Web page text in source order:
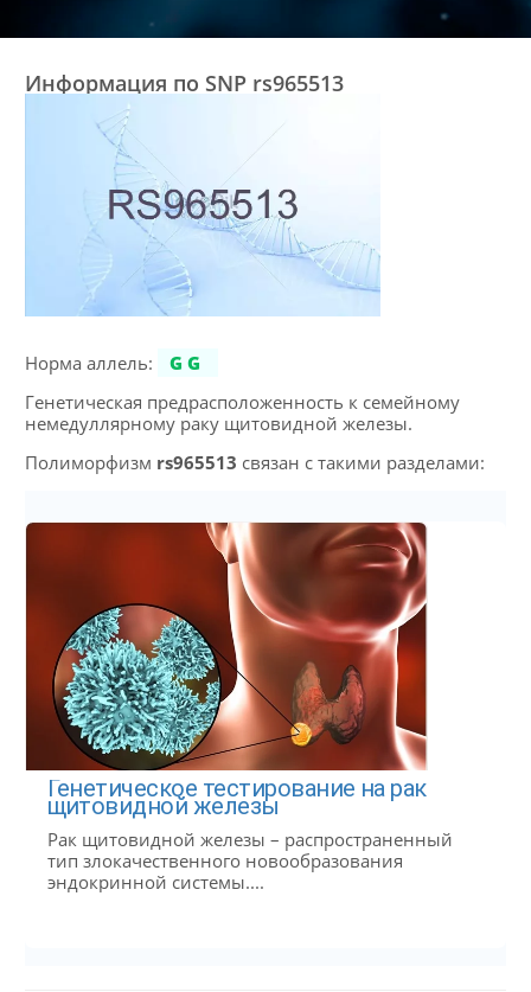
Информация по SNP rs965513
Норма аллель:
GG
Генетическая предрасположенность к семейному
немедуллярному раку щитовидной железы.
Полиморфизм rs965513 связан с такими разделами:
Генетическое тестирование на рак
щитовидной железы
Рак щитовидной железы – распространенный
тип злокачественного новообразования
эндокринной системы....